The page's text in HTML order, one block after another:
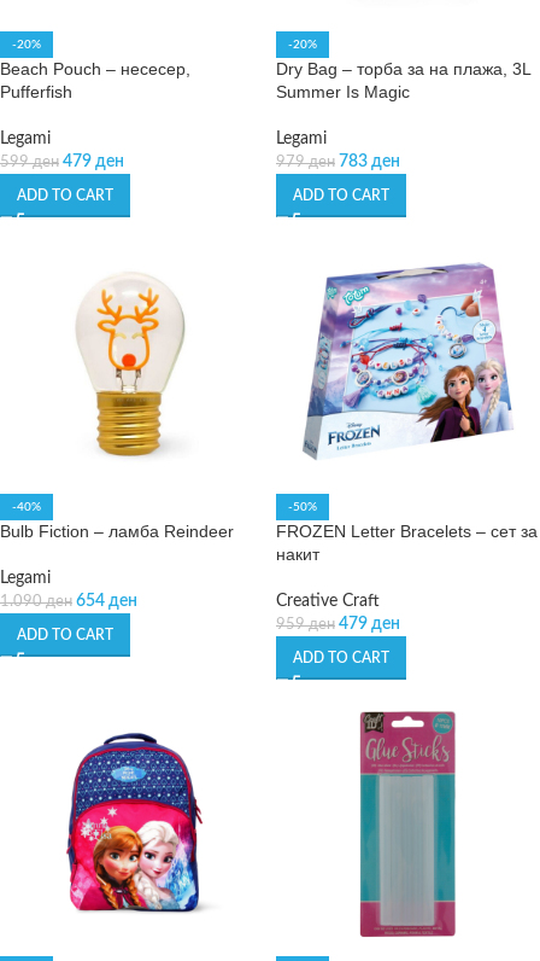
-20%
Beach Pouch – несесер,
Pufferfish
Legami
599ден 479 ден
ADD TO CART
-20%
Dry Bag – торба за на плажа, 3L
Summer Is Magic
Legami
979ден 783 ден
ADD TO CART
-40%
Bulb Fiction – ламба Reindeer
Legami
1.090ден 654 ден
ADD TO CART
-50%
FROZEN Letter Bracelets – сет за
накит
Creative Craft
959ден 479 ден
ADD TO CART